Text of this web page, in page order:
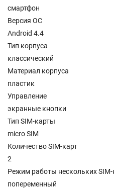
смартфон
Версия ОС
Android 4.4
Тип корпуса
классический
Материал корпуса
пластик
Управление
экранные кнопки
Тип SIM-карты
micro SIM
Количество SIM-карт
2
Режим работы нескольких SIM-
попеременный